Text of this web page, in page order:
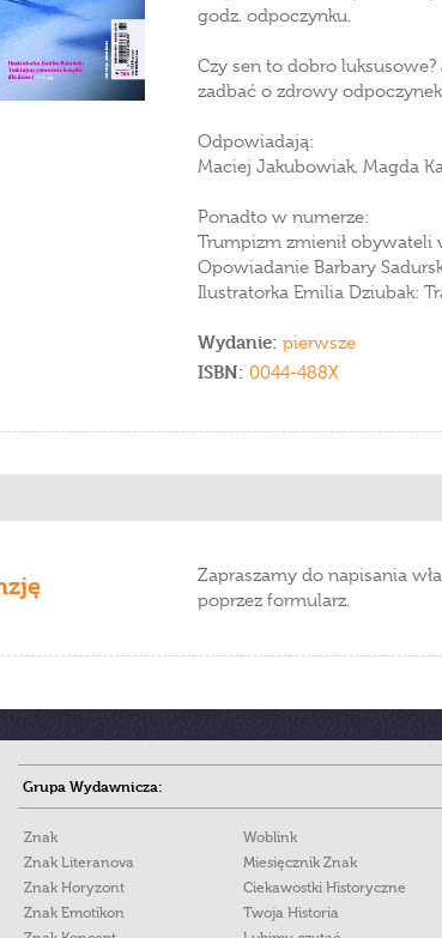
godz. odpoczynku.
Czy sen to dobro
zadbać o zdrowy
Odpowiadają:
Maciej Jakubowiak, Magda
Ponadto w numerze:
Trumpizm zmienił obywateli
Opowiadanie Barbary
Ilustratorka Emilia Dziubak:
Wydanie: pierwsze
ISBN: 0044-488X
Zapraszamy do napisania
poprzez formularz.
Grupa Wydawnicza:
Znak
Znak Literanova
Znak Horyzont
Znak Emotikon
Woblink
Miesięcznik Znak
Ciekawostki Historyczne
Twoja Historia